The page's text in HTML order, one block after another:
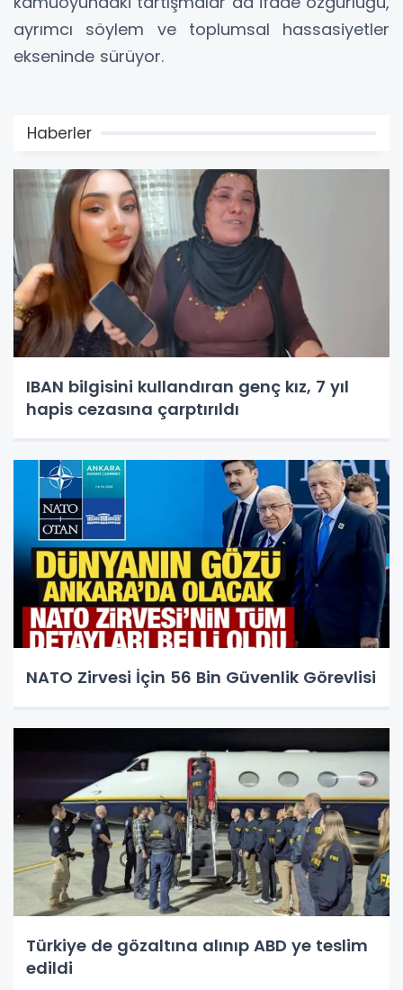
ayrımcı söylem ve toplumsal hassasiyetler
ekseninde sürüyor.
Haberler
IBAN bilgisini kullandıran genç kız, 7 yıl
hapis cezasına çarptırıldı
NATO Zirvesi İçin 56 Bin Güvenlik Görevlisi
Türkiye de gözaltına alınıp ABD ye teslim
edildi